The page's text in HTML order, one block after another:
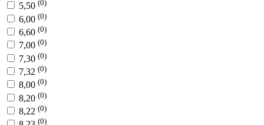
5,50 (0)
6,00 (0)
6,60 (0)
7,00 (0)
7,30 (0)
7,32 (0)
8,00 (0)
8,20 (0)
8,22 (0)
(0)